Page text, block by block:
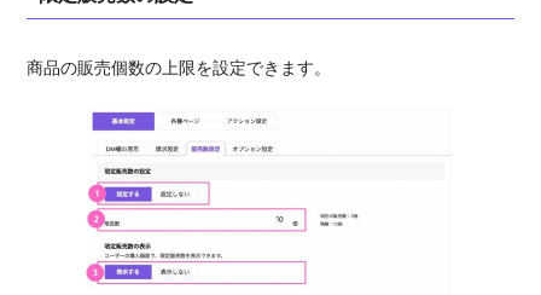
商品の販売個数の上限を設定できます。